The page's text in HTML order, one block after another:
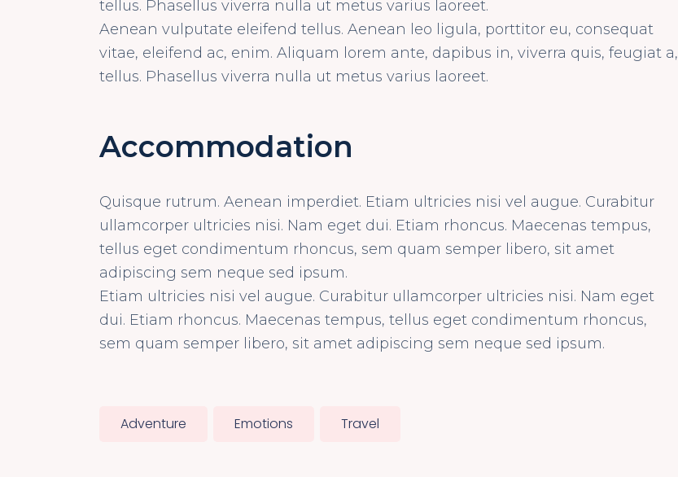
tellus. Phasellus viverra nulla ut metus varius laoreet.
Aenean vulputate eleifend tellus. Aenean leo ligula, porttitor eu, consequat
vitae, eleifend ac, enim. Aliquam lorem ante, dapibus in, viverra quis, feugiat a,
tellus. Phasellus viverra nulla ut metus varius laoreet.
Accommodation
Quisque rutrum. Aenean imperdiet. Etiam ultricies nisi vel augue. Curabitur
ullamcorper ultricies nisi. Nam eget dui. Etiam rhoncus. Maecenas tempus,
tellus eget condimentum rhoncus, sem quam semper libero, sit amet
adipiscing sem neque sed ipsum.
Etiam ultricies nisi vel augue. Curabitur ullamcorper ultricies nisi. Nam eget
dui. Etiam rhoncus. Maecenas tempus, tellus eget condimentum rhoncus,
sem quam semper libero, sit amet adipiscing sem neque sed ipsum.
Adventure Emotions Travel